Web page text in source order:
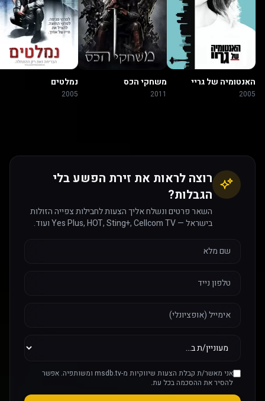
האנטומיה של גריי
2005
משחקי הכס
2011
נמלטים
2005
רוצה לראות את זירת הפשע בלי
הגבלות?
השאר פרטים ונשלח אליך הצעות לחבילות צפייה הזולות
בישראל — Yes Plus, HOT, Sting+, Cellcom TV ועוד.
אני מאשר/ת קבלת הצעות שיווקיות מ-msdb.tv ומשותפיה. אפשר
להסיר את ההסכמה בכל עת.